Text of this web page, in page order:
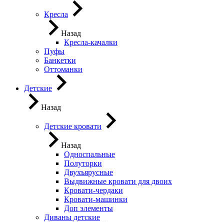
Кресла
Назад
Кресла-качалки
Пуфы
Банкетки
Оттоманки
Детские
Назад
Детские кровати
Назад
Односпальные
Полуторки
Двухъярусные
Выдвижные кровати для двоих
Кровати-чердаки
Кровати-машинки
Доп элементы
Диваны детские